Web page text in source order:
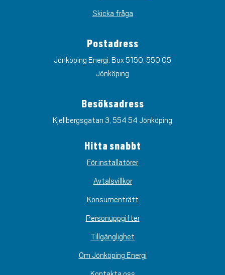
Skicka fråga
Postadress
Jönköping Energi. Box 5150, 550 05
Jönköping
Besöksadress
Kjellbergsgatan 3, 554 54 Jönköping
Hitta snabbt
För installatörer
Avtalsvillkor
Konsumenträtt
Personuppgifter
Tillgänglighet
Om Jönköping Energi